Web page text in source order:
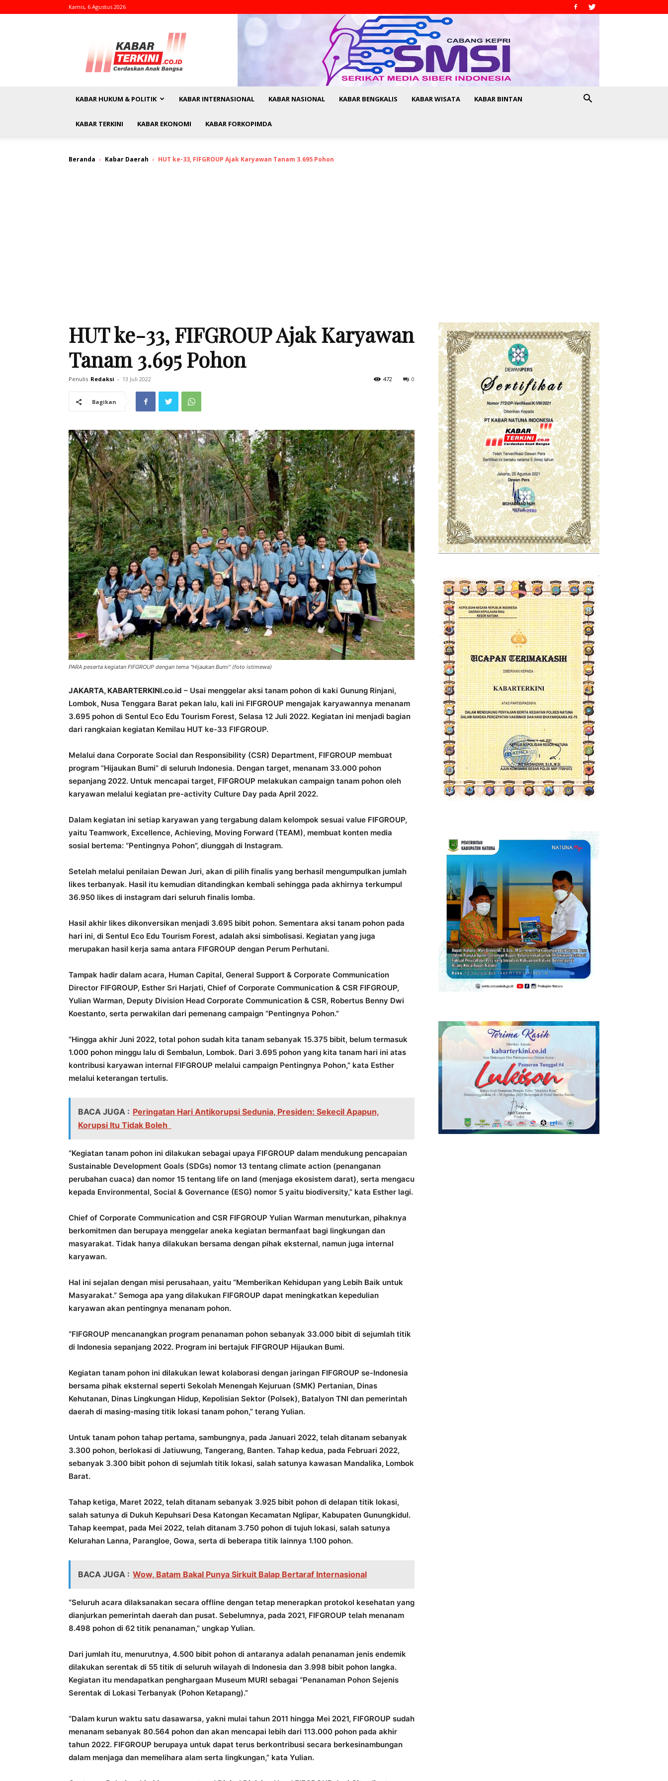
Kamis, 6 Agustus 2026
kabarterkini.co.id
KABAR HUKUM & POLITIK KABAR INTERNASIONAL KABAR NASIONAL KABAR BENGKALIS KABAR WISATA KABAR BINTAN
KABAR TERKINI KABAR EKONOMI KABAR FORKOPIMDA
Beranda Kabar Daerah HUT ke-33, FIFGROUP Ajak Karyawan Tanam 3.695 Pohon
HUT ke-33, FIFGROUP Ajak Karyawan
Tanam 3.695 Pohon
Penulis Redaksi - 13 Juli 2022 0
472
Bagikan
PARA peserta kegiatan FIFGROUP dengan tema "Hijaukan Bumi" (foto istimewa)
JAKARTA, KABARTERKINI.co.id – Usai menggelar aksi tanam pohon di kaki Gunung Rinjani,
Lombok, Nusa Tenggara Barat pekan lalu, kali ini FIFGROUP mengajak karyawannya menanam
3.695 pohon di Sentul Eco Edu Tourism Forest, Selasa 12 Juli 2022. Kegiatan ini menjadi bagian
dari rangkaian kegiatan Kemilau HUT ke-33 FIFGROUP.
Melalui dana Corporate Social dan Responsibility (CSR) Department, FIFGROUP membuat
program “Hijaukan Bumi” di seluruh Indonesia. Dengan target, menanam 33.000 pohon
sepanjang 2022. Untuk mencapai target, FIFGROUP melakukan campaign tanam pohon oleh
karyawan melalui kegiatan pre-activity Culture Day pada April 2022.
Dalam kegiatan ini setiap karyawan yang tergabung dalam kelompok sesuai value FIFGROUP,
yaitu Teamwork, Excellence, Achieving, Moving Forward (TEAM), membuat konten media
sosial bertema: “Pentingnya Pohon”, diunggah di Instagram.
Setelah melalui penilaian Dewan Juri, akan di pilih finalis yang berhasil mengumpulkan jumlah
likes terbanyak. Hasil itu kemudian ditandingkan kembali sehingga pada akhirnya terkumpul
36.950 likes di instagram dari seluruh finalis lomba.
Hasil akhir likes dikonversikan menjadi 3.695 bibit pohon. Sementara aksi tanam pohon pada
hari ini, di Sentul Eco Edu Tourism Forest, adalah aksi simbolisasi. Kegiatan yang juga
merupakan hasil kerja sama antara FIFGROUP dengan Perum Perhutani.
Tampak hadir dalam acara, Human Capital, General Support & Corporate Communication
Director FIFGROUP, Esther Sri Harjati, Chief of Corporate Communication & CSR FIFGROUP,
Yulian Warman, Deputy Division Head Corporate Communication & CSR, Robertus Benny Dwi
Koestanto, serta perwakilan dari pemenang campaign “Pentingnya Pohon.”
“Hingga akhir Juni 2022, total pohon sudah kita tanam sebanyak 15.375 bibit, belum termasuk
1.000 pohon minggu lalu di Sembalun, Lombok. Dari 3.695 pohon yang kita tanam hari ini atas
kontribusi karyawan internal FIFGROUP melalui campaign Pentingnya Pohon,” kata Esther
melalui keterangan tertulis.
BACA JUGA : Peringatan Hari Antikorupsi Sedunia, Presiden: Sekecil Apapun,
Korupsi Itu Tidak Boleh
“Kegiatan tanam pohon ini dilakukan sebagai upaya FIFGROUP dalam mendukung pencapaian
Sustainable Development Goals (SDGs) nomor 13 tentang climate action (penanganan
perubahan cuaca) dan nomor 15 tentang life on land (menjaga ekosistem darat), serta mengacu
kepada Environmental, Social & Governance (ESG) nomor 5 yaitu biodiversity,” kata Esther lagi.
Chief of Corporate Communication and CSR FIFGROUP Yulian Warman menuturkan, pihaknya
berkomitmen dan berupaya menggelar aneka kegiatan bermanfaat bagi lingkungan dan
masyarakat. Tidak hanya dilakukan bersama dengan pihak eksternal, namun juga internal
karyawan.
Hal ini sejalan dengan misi perusahaan, yaitu “Memberikan Kehidupan yang Lebih Baik untuk
Masyarakat.” Semoga apa yang dilakukan FIFGROUP dapat meningkatkan kepedulian
karyawan akan pentingnya menanam pohon.
“FIFGROUP mencanangkan program penanaman pohon sebanyak 33.000 bibit di sejumlah titik
di Indonesia sepanjang 2022. Program ini bertajuk FIFGROUP Hijaukan Bumi.
Kegiatan tanam pohon ini dilakukan lewat kolaborasi dengan jaringan FIFGROUP se-Indonesia
bersama pihak eksternal seperti Sekolah Menengah Kejuruan (SMK) Pertanian, Dinas
Kehutanan, Dinas Lingkungan Hidup, Kepolisian Sektor (Polsek), Batalyon TNI dan pemerintah
daerah di masing-masing titik lokasi tanam pohon,” terang Yulian.
Untuk tanam pohon tahap pertama, sambungnya, pada Januari 2022, telah ditanam sebanyak
3.300 pohon, berlokasi di Jatiuwung, Tangerang, Banten. Tahap kedua, pada Februari 2022,
sebanyak 3.300 bibit pohon di sejumlah titik lokasi, salah satunya kawasan Mandalika, Lombok
Barat.
Tahap ketiga, Maret 2022, telah ditanam sebanyak 3.925 bibit pohon di delapan titik lokasi,
salah satunya di Dukuh Kepuhsari Desa Katongan Kecamatan Nglipar, Kabupaten Gunungkidul.
Tahap keempat, pada Mei 2022, telah ditanam 3.750 pohon di tujuh lokasi, salah satunya
Kelurahan Lanna, Parangloe, Gowa, serta di beberapa titik lainnya 1.100 pohon.
BACA JUGA : Wow, Batam Bakal Punya Sirkuit Balap Bertaraf Internasional
“Seluruh acara dilaksanakan secara offline dengan tetap menerapkan protokol kesehatan yang
dianjurkan pemerintah daerah dan pusat. Sebelumnya, pada 2021, FIFGROUP telah menanam
8.498 pohon di 62 titik penanaman,” ungkap Yulian.
Dari jumlah itu, menurutnya, 4.500 bibit pohon di antaranya adalah penanaman jenis endemik
dilakukan serentak di 55 titik di seluruh wilayah di Indonesia dan 3.998 bibit pohon langka.
Kegiatan itu mendapatkan penghargaan Museum MURI sebagai “Penanaman Pohon Sejenis
Serentak di Lokasi Terbanyak (Pohon Ketapang).”
“Dalam kurun waktu satu dasawarsa, yakni mulai tahun 2011 hingga Mei 2021, FIFGROUP sudah
menanam sebanyak 80.564 pohon dan akan mencapai lebih dari 113.000 pohon pada akhir
tahun 2022. FIFGROUP berupaya untuk dapat terus berkontribusi secara berkesinambungan
dalam menjaga dan memelihara alam serta lingkungan,” kata Yulian.